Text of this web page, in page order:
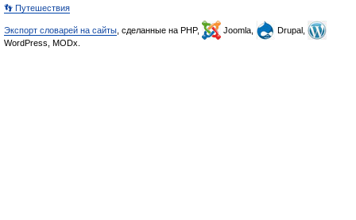
👣 Путешествия
Экспорт словарей на сайты , сделанные на PHP, Joomla,
Drupal,
WordPress, MODx.